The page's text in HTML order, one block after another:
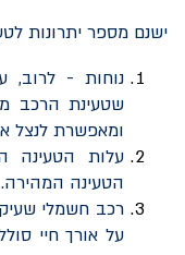
ישנם מספר יתרונות
נוחות - לרוב,
שטעינת הרכב
ומאפשרת לנצל
עלות הטעינה
הטעינה המהירה.
רכב חשמלי
על אורך חיי